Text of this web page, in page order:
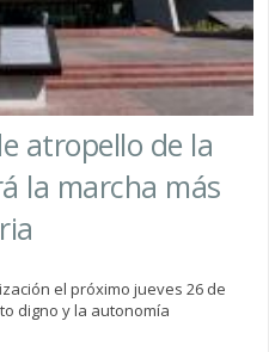
atropello de la
la marcha más
el próximo jueves 26 de
digno y la autonomía